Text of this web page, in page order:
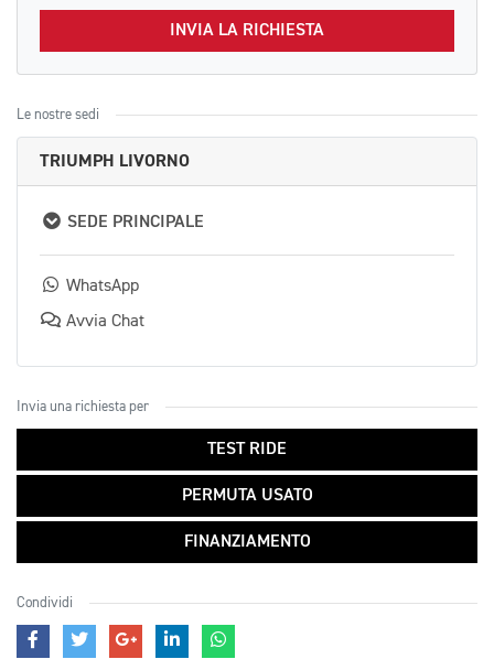
INVIA LA RICHIESTA
Le nostre sedi
TRIUMPH LIVORNO
SEDE PRINCIPALE
WhatsApp
Avvia Chat
Invia una richiesta per
TEST RIDE
PERMUTA USATO
FINANZIAMENTO
Condividi